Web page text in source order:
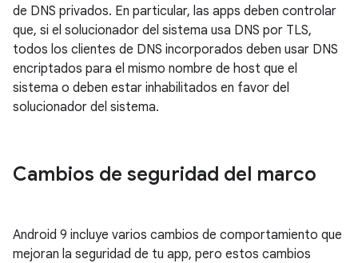
de DNS privados. En particular, las apps deben controlar
que, si el solucionador del sistema usa DNS por TLS,
todos los clientes de DNS incorporados deben usar DNS
encriptados para el mismo nombre de host que el
sistema o deben estar inhabilitados en favor del
solucionador del sistema.
Cambios de seguridad del marco
Android 9 incluye varios cambios de comportamiento que
mejoran la seguridad de tu app, pero estos cambios